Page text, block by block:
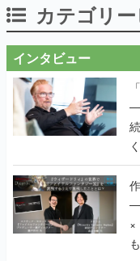
カテゴリ
インタビュー
×